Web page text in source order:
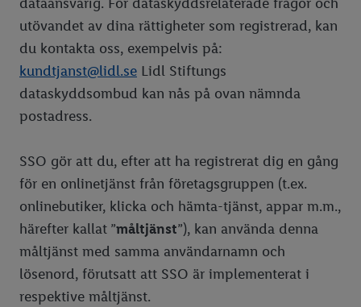
dataansvarig. För dataskyddsrelaterade frågor och
utövandet av dina rättigheter som registrerad, kan
du kontakta oss, exempelvis på:
kundtjanst@lidl.se Lidl Stiftungs
dataskyddsombud kan nås på ovan nämnda
postadress.
SSO gör att du, efter att ha registrerat dig en gång
för en onlinetjänst från företagsgruppen (t.ex.
onlinebutiker, klicka och hämta-tjänst, appar m.m.,
härefter kallat ”måltjänst”), kan använda denna
måltjänst med samma användarnamn och
lösenord, förutsatt att SSO är implementerat i
respektive måltjänst.